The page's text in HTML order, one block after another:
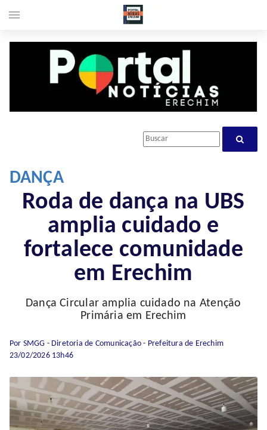
DANÇA
Roda de dança na UBS
amplia cuidado e
fortalece comunidade
em Erechim
Dança Circular amplia cuidado na Atenção
Primária em Erechim
Por SMGG - Diretoria de Comunicação - Prefeitura de Erechim
23/02/2026 13h46
menu